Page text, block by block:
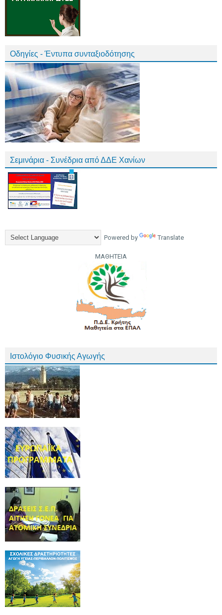
Οδηγίες - Έντυπα συνταξιοδότησης
Σεμινάρια - Συνέδρια από ΔΔΕ Χανίων
Powered by Translate
ΜΑΘΗΤΕΙΑ
Ιστολόγιο Φυσικής Αγωγής